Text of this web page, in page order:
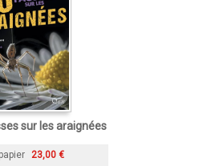
sur les araignées
23,00 €